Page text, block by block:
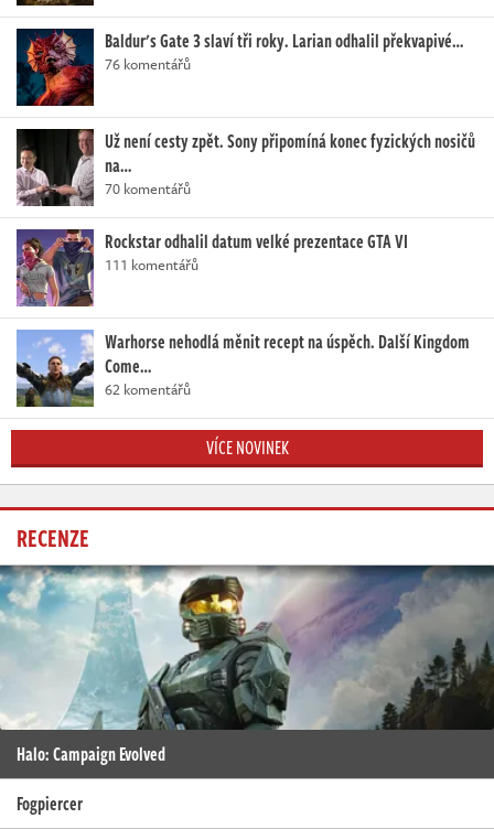
Baldur's Gate 3 slaví tři roky. Larian odhalil překvapivé…
76 komentářů
Už není cesty zpět. Sony připomíná konec fyzických nosičů
na…
70 komentářů
Rockstar odhalil datum velké prezentace GTA VI
111 komentářů
Warhorse nehodlá měnit recept na úspěch. Další Kingdom
Come…
62 komentářů
VÍCE NOVINEK
RECENZE
Halo: Campaign Evolved
Fogpiercer